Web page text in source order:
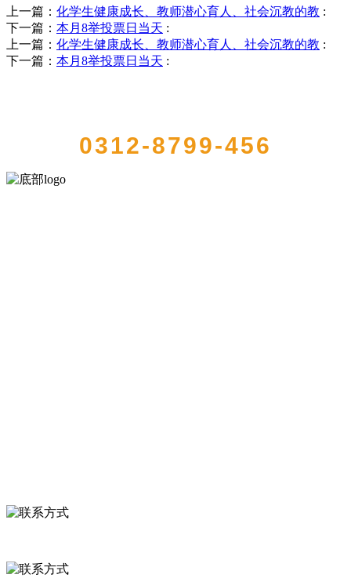
上一篇： 化学生健康成长、教师潜心育人、社会沉教的教 :
下一篇： 本月8举投票日当天 :
上一篇： 化学生健康成长、教师潜心育人、社会沉教的教 :
下一篇： 本月8举投票日当天 :
0312-8799-456